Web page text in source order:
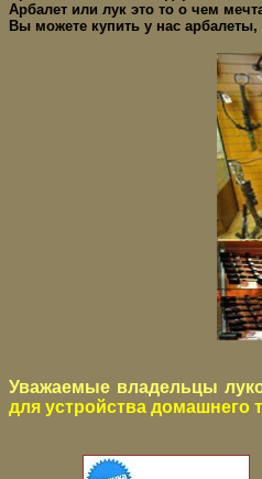
Арбалет или лук это то о чем
Вы можете купить у нас
Уважаемые владельцы
для устройства домашнего